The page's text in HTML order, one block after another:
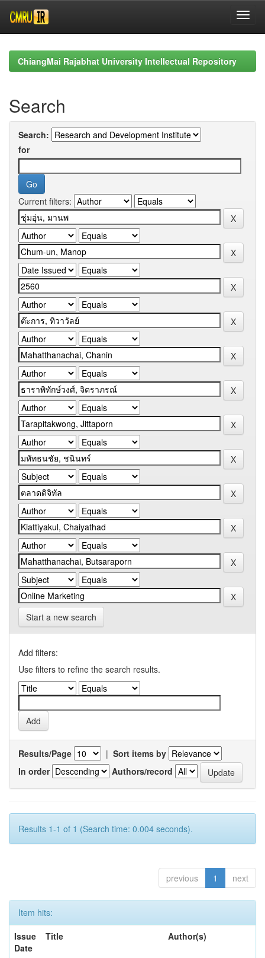
navigationChiangMai Rajabhat University Intellectual Repository
Search
Search:
for
Current filters:
Start a new search
Add filters:
Use filters to refine the search results.
Results/Page | Sort items by
In order
Authors/record
Results 1-1 of 1 (Search time: 0.004 seconds).
previous 1 next
Item hits:
Issue
Date
Title Author(s)